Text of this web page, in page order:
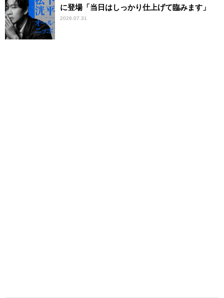
に登場「当日はしっかり仕上げて臨みます」
2026.07.31